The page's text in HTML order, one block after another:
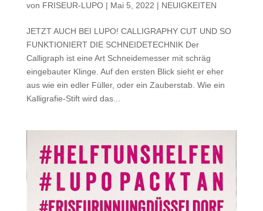
von FRISEUR-LUPO| Mai 5, 2022 | NEUIGKEITEN
JETZT AUCH BEI LUPO! CALLIGRAPHY CUT UND SO
FUNKTIONIERT DIE SCHNEIDETECHNIK Der
Calligraph ist eine Art Schneidemesser mit schräg
eingebauter Klinge. Auf den ersten Blick sieht er eher
aus wie ein edler Füller, oder ein Zauberstab. Wie ein
Kalligrafie-Stift wird das...